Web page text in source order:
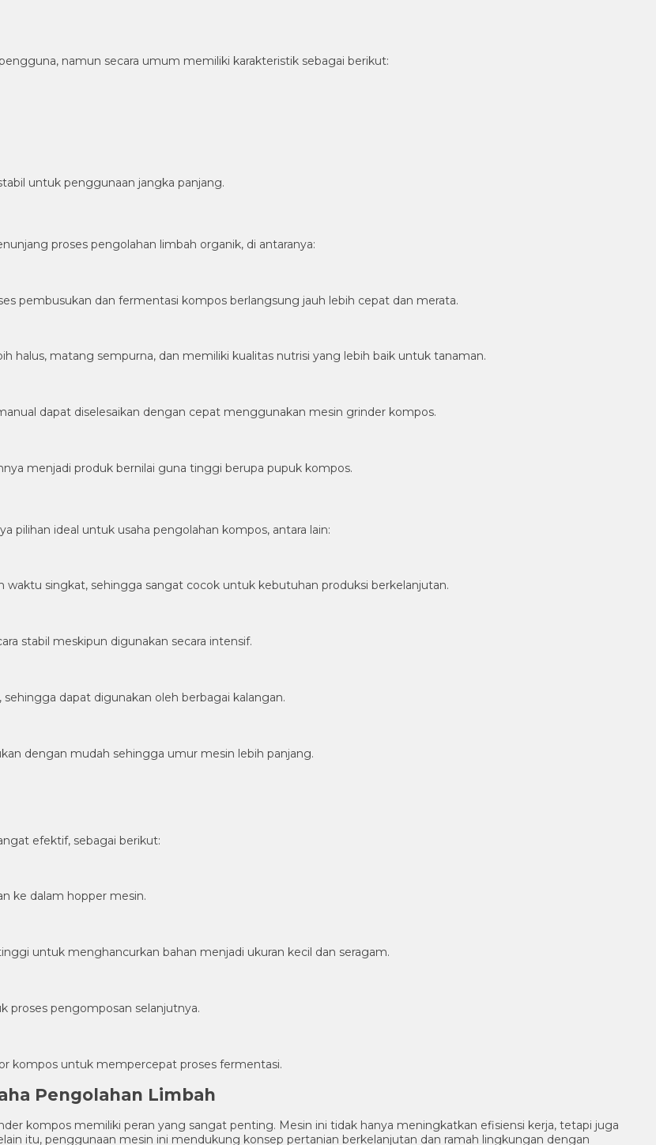
namun secara umum memiliki karakteristik sebagai berikut:
untuk penggunaan jangka panjang.
proses pengolahan limbah organik, di antaranya:
pembusukan dan fermentasi kompos berlangsung jauh lebih cepat dan merata.
halus, matang sempurna, dan memiliki kualitas nutrisi yang lebih baik untuk tanaman.
dapat diselesaikan dengan cepat menggunakan mesin grinder kompos.
menjadi produk bernilai guna tinggi berupa pupuk kompos.
pilihan ideal untuk usaha pengolahan kompos, antara lain:
singkat, sehingga sangat cocok untuk kebutuhan produksi berkelanjutan.
stabil meskipun digunakan secara intensif.
dapat digunakan oleh berbagai kalangan.
dengan mudah sehingga umur mesin lebih panjang.
efektif, sebagai berikut:
ke dalam hopper mesin.
untuk menghancurkan bahan menjadi ukuran kecil dan seragam.
proses pengomposan selanjutnya.
kompos untuk mempercepat proses fermentasi.
Pengolahan Limbah
kompos memiliki peran yang sangat penting. Mesin ini tidak hanya meningkatkan efisiensi kerja, tetapi juga
itu, penggunaan mesin ini mendukung konsep pertanian berkelanjutan dan ramah lingkungan dengan